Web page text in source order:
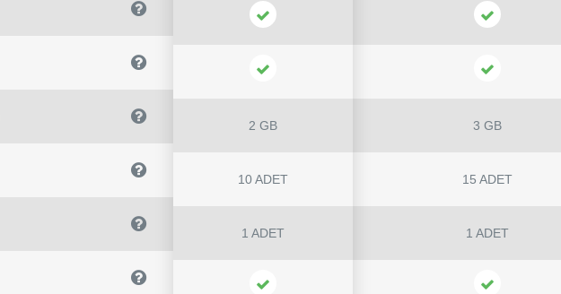
2 GB
10 ADET
1 ADET
3 GB
15 ADET
1 ADET